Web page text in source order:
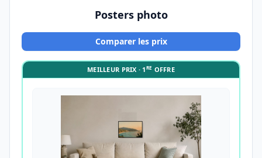
Posters photo
Comparer les prix
MEILLEUR PRIX · 1RE OFFRE